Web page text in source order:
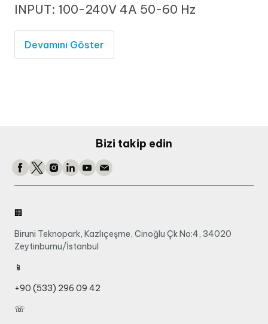
INPUT: 100-240V 4A 50-60 Hz
Devamını Göster
Bizi takip edin
🏢
Biruni Teknopark, Kazlıçeşme, Cinoğlu Çk No:4, 34020
Zeytinburnu/İstanbul
📱
+90 (533) 296 09 42
☏